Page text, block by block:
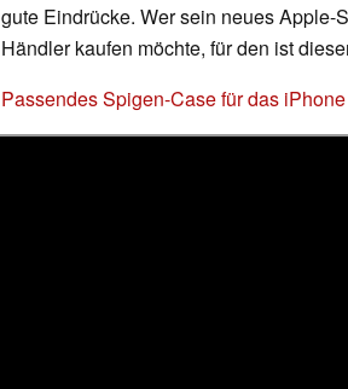
gute Eindrücke. Wer sein neues
Händler kaufen möchte, für den ist
Passendes Spigen-Case für das